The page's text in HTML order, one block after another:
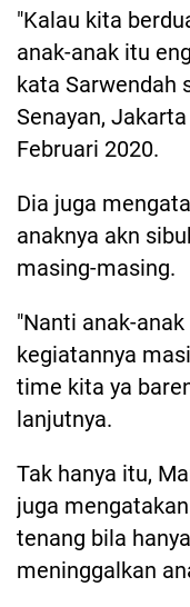
"Kalau kita
anak-anak itu
kata Sarwendah
Senayan,
Februari 2020.
Dia juga
anaknya akn
masing-masing.
"Nanti anak-
kegiatannya
time kita ya
lanjutnya.
Tak hanya itu,
juga
tenang bila
meninggalkan